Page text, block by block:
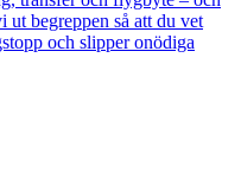
ut begreppen så att du vet
och slipper onödiga